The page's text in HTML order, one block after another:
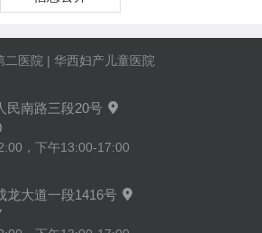
医院 | 华西妇产儿童医院
民南路三段20号 
，下午13:00-17:00
龙大道一段1416号 